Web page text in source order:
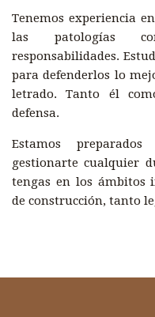
Tenemos experiencia
las patologías
responsabilidades.
para defenderlos lo
letrado. Tanto él
defensa.
Estamos
gestionarte cualquier
tengas en los ámbitos
de construcción, tanto